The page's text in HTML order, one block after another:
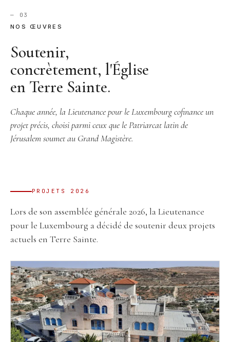
— 03
NOS ŒUVRES
Soutenir,
concrètement, l'Église
en Terre Sainte.
Chaque année, la Lieutenance pour le Luxembourg cofinance un
projet précis, choisi parmi ceux que le Patriarcat latin de
Jérusalem soumet au Grand Magistère.
PROJETS 2026
Lors de son assemblée générale 2026, la Lieutenance
pour le Luxembourg a décidé de soutenir deux projets
actuels en Terre Sainte.